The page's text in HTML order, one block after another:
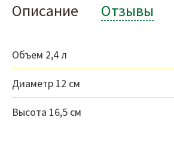
Описание Отзывы
Объем 2,4 л
Диаметр 12 см
Высота 16,5 см